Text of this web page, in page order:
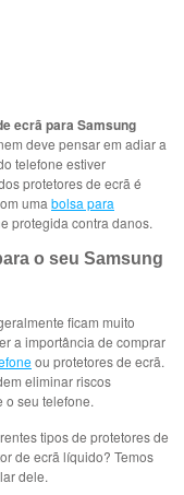
ecrã para Samsung
deve pensar em adiar a
telefone estiver
protetores de ecrã é
uma bolsa para
protegida contra danos.
o seu Samsung
ficam muito
a importância de comprar
ou protetores de ecrã.
eliminar riscos
o seu telefone.
tipos de protetores de
de ecrã líquido? Temos
dele.